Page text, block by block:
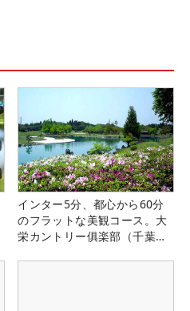
インター5分、都心から60分
のフラットな美観コース。大
栄カントリー俱楽部（千葉